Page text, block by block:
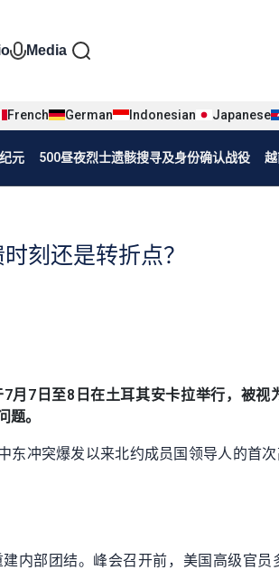
tiện tiếng
Media
French German Indonesian Japanese
元 500昼夜烈士遗骸搜寻及身份确认战役
刻还是转折点？
7月7日至8日在土耳其安卡拉举行，被
题。
东冲突爆发以来北约成员国领导人的首
内部团结。峰会召开前，美国高级官